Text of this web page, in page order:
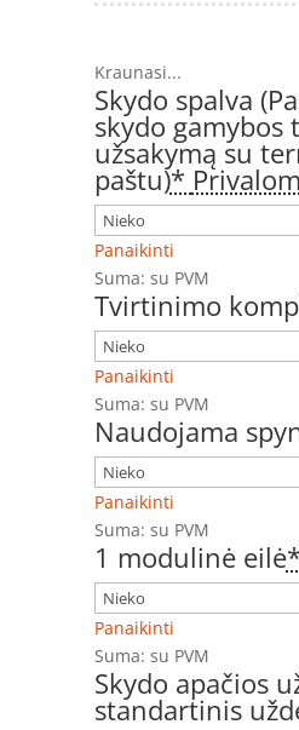
Kraunasi...
Skydo spalva
skydo
užsakymą su
paštu)*
Panaikinti
Suma: su PVM
Tvirtinimo
Panaikinti
Suma: su PVM
Naudojama
Panaikinti
Suma: su PVM
1 modulinė eilė*
Panaikinti
Suma: su PVM
Skydo apačios
standartinis